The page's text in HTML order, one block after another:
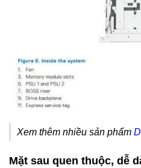
Xem thêm nhiều sản phẩm
Mặt sau quen thuộc, dễ